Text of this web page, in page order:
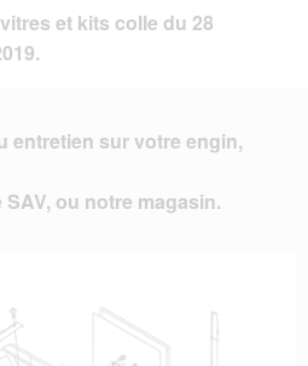
et kits colle du 28
entretien sur votre engin,
ou notre magasin.